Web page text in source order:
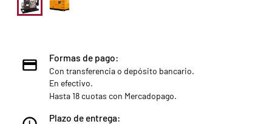
Formas de pago:
Con transferencia o depósito bancario.
En efectivo.
Hasta 18 cuotas con Mercadopago.
Plazo de entrega: